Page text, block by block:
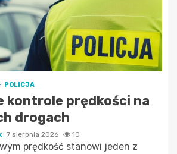
POLICJA
kontrole prędkości na
drogach
7 sierpnia 2026 10
prędkość stanowi jeden z